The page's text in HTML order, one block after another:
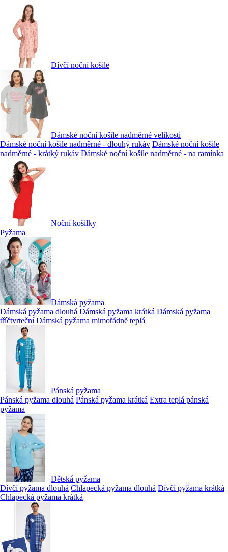
Dívčí noční košile
Dámské noční košile nadměrné velikosti
Dámské noční košile nadměrné - dlouhý rukáv Dámské noční košile
nadměrné - krátký rukáv Dámské noční košile nadměrné - na ramínka
Noční košilky
Pyžama
Dámská pyžama
Dámská pyžama dlouhá Dámská pyžama krátká Dámská pyžama
tříčtvrteční Dámská pyžama mimořádně teplá
Pánská pyžama
Pánská pyžama dlouhá Pánská pyžama krátká Extra teplá pánská
pyžama
Dětská pyžama
Dívčí pyžama dlouhá Chlapecká pyžama dlouhá Dívčí pyžama krátká
Chlapecká pyžama krátká